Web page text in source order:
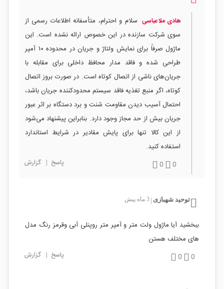
هادی ملاعباسی سلام و احترام، متأسفانه اطلاعات رسمی از
سوی شرکت سازنده در این خصوص ارائه نشده است. این
ماژول صرفاً برای نمایش ولتاژ و جریان در محدوده ۱۰ آمپر
طراحی شده و فاقد مدار محافظ داخلی برای مقابله با
جریان‌های ناشی از اتصال کوتاه است. در صورت بروز اتصال
کوتاه، اگر منبع تغذیه فاقد سیستم محدودکننده جریان باشد،
احتمال آسیب دیدن مقاومت شنت و برد دستگاه بر اثر عبور
جریان بیش از حد مجاز وجود دارد. بنابراین پیشنهاد می‌شود
از این کالا تنها برای پایش مقادیر در شرایط استاندارد
استفاده کنید.
0
0 پاسخ | گزارش
توحید شهبازی 3 ماه پیش
ببخشید آیا ماژول ولت متر و آمپر متر روپنلی آبی وقرمز رنگ مدل
های مختلف هستن
0
0 پاسخ | گزارش